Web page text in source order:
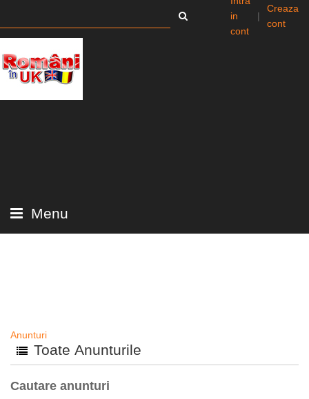
in
cont
|
Creaza
cont
Menu
Anunturi
Toate Anunturile
Cautare anunturi